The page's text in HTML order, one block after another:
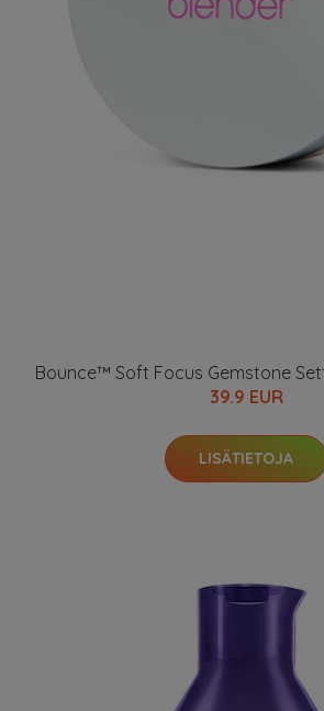
Bounce™ Soft Focus Gemstone
39.9 EUR
LISÄTIETOJA